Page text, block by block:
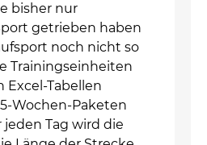
bisher nur
getrieben haben
noch nicht so
Trainingseinheiten
Excel-Tabellen
Wochen-Paketen
Tag wird die